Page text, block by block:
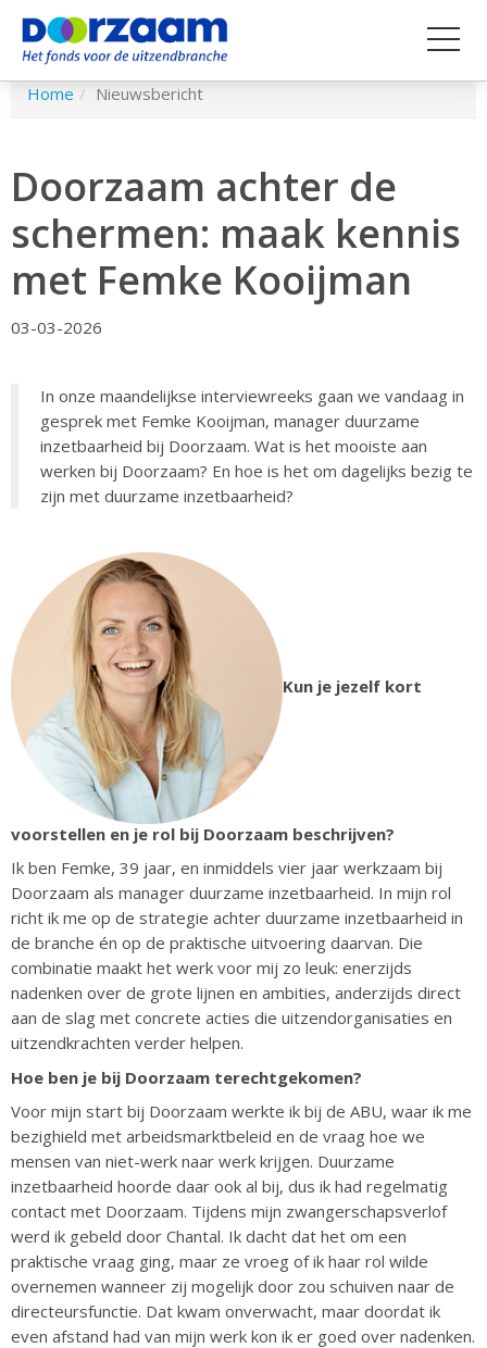
Spring
inhoud
Home Nieuwsbericht
Doorzaam achter de
schermen: maak kennis
met Femke Kooijman
03-03-2026
In onze maandelijkse interviewreeks gaan we vandaag in
gesprek met Femke Kooijman, manager duurzame
inzetbaarheid bij Doorzaam. Wat is het mooiste aan
werken bij Doorzaam? En hoe is het om dagelijks bezig te
zijn met duurzame inzetbaarheid?
Kun je jezelf kort
voorstellen en je rol bij Doorzaam beschrijven?
Ik ben Femke, 39 jaar, en inmiddels vier jaar werkzaam bij
Doorzaam als manager duurzame inzetbaarheid. In mijn rol
richt ik me op de strategie achter duurzame inzetbaarheid in
de branche én op de praktische uitvoering daarvan. Die
combinatie maakt het werk voor mij zo leuk: enerzijds
nadenken over de grote lijnen en ambities, anderzijds direct
aan de slag met concrete acties die uitzendorganisaties en
uitzendkrachten verder helpen.
Hoe ben je bij Doorzaam terechtgekomen?
Voor mijn start bij Doorzaam werkte ik bij de ABU, waar ik me
bezighield met arbeidsmarktbeleid en de vraag hoe we
mensen van niet-werk naar werk krijgen. Duurzame
inzetbaarheid hoorde daar ook al bij, dus ik had regelmatig
contact met Doorzaam. Tijdens mijn zwangerschapsverlof
werd ik gebeld door Chantal. Ik dacht dat het om een
praktische vraag ging, maar ze vroeg of ik haar rol wilde
overnemen wanneer zij mogelijk door zou schuiven naar de
directeursfunctie. Dat kwam onverwacht, maar doordat ik
even afstand had van mijn werk kon ik er goed over nadenken.